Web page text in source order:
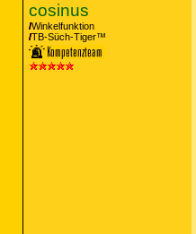
cosinus
Winkelfunktion
TB-Süch-Tiger™